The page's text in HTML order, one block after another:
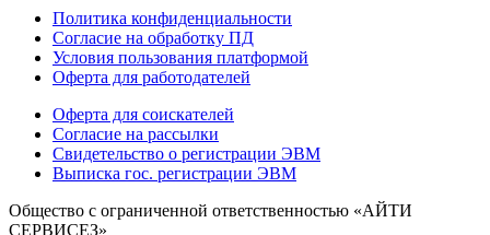
Политика конфиденциальности
Согласие на обработку ПД
Условия пользования платформой
Оферта для работодателей
Оферта для соискателей
Согласие на рассылки
Свидетельство о регистрации ЭВМ
Выписка гос. регистрации ЭВМ
Общество с ограниченной ответственностью «АЙТИ
СЕРВИСЕЗ»